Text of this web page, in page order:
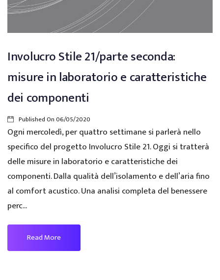
Involucro Stile 21/parte seconda:
misure in laboratorio e caratteristiche
dei componenti
Published On06/05/2020
Ogni mercoledì, per quattro settimane si parlerà nello
specifico del progetto Involucro Stile 21. Oggi si tratterà
delle misure in laboratorio e caratteristiche dei
componenti. Dalla qualità dell’isolamento e dell’aria fino
al comfort acustico. Una analisi completa del benessere
perc...
Read More